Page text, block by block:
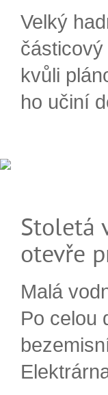
Velký
kvůli
ho učiní
Stoletá
otevře
Malá
Po celou